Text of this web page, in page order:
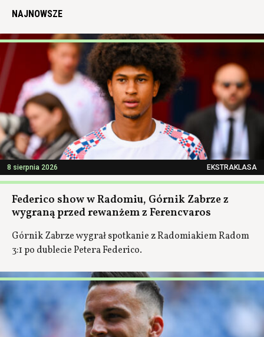
NAJNOWSZE
8 sierpnia 2026 EKSTRAKLASA
Federico show w Radomiu, Górnik Zabrze z
wygraną przed rewanżem z Ferencvaros
Górnik Zabrze wygrał spotkanie z Radomiakiem Radom
3:1 po dublecie Petera Federico.